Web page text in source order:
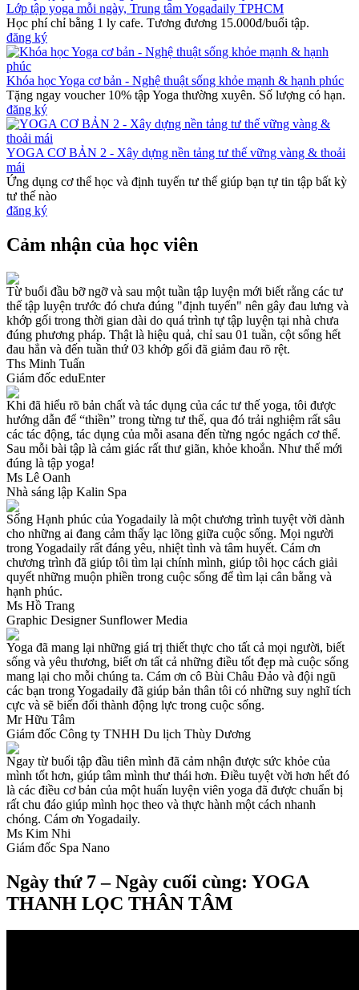
Lớp tập yoga mỗi ngày, Trung tâm Yogadaily TPHCM
Học phí chỉ bằng 1 ly cafe. Tương đương 15.000đ/buổi tập.
đăng ký
Khóa học Yoga cơ bản - Nghệ thuật sống khỏe mạnh & hạnh phúc
Tặng ngay voucher 10% tập Yoga thường xuyên. Số lượng có hạn.
đăng ký
YOGA CƠ BẢN 2 - Xây dựng nền tảng tư thế vững vàng & thoải
mái
Ứng dụng cơ thể học và định tuyến tư thế giúp bạn tự tin tập bất kỳ
tư thế nào
đăng ký
Cảm nhận của học viên
Từ buổi đầu bỡ ngỡ và sau một tuần tập luyện mới biết rằng các tư
thế tập luyện trước đó chưa đúng "định tuyến" nên gây đau lưng và
khớp gối trong thời gian dài do quá trình tự tập luyện tại nhà chưa
đúng phương pháp. Thật là hiệu quả, chỉ sau 01 tuần, cột sống hết
đau hẳn và đến tuần thứ 03 khớp gối đã giảm đau rõ rệt.
Ths Minh Tuấn
Giám đốc eduEnter
Khi đã hiểu rõ bản chất và tác dụng của các tư thế yoga, tôi được
hướng dẫn để “thiền” trong từng tư thế, qua đó trải nghiệm rất sâu
các tác động, tác dụng của mỗi asana đến từng ngóc ngách cơ thể.
Sau mỗi bài tập là cảm giác rất thư giãn, khỏe khoắn. Như thế mới
đúng là tập yoga!
Ms Lê Oanh
Nhà sáng lập Kalin Spa
Sống Hạnh phúc của Yogadaily là một chương trình tuyệt vời dành
cho những ai đang cảm thấy lạc lõng giữa cuộc sống. Mọi người
trong Yogadaily rất đáng yêu, nhiệt tình và tâm huyết. Cám ơn
chương trình đã giúp tôi tìm lại chính mình, giúp tôi học cách giải
quyết những muộn phiền trong cuộc sống để tìm lại cân bằng và
hạnh phúc.
Ms Hồ Trang
Graphic Designer Sunflower Media
Yoga đã mang lại những giá trị thiết thực cho tất cả mọi người, biết
sống và yêu thương, biết ơn tất cả những điều tốt đẹp mà cuộc sống
mang lại cho mỗi chúng ta. Cám ơn cô Bùi Châu Đảo và đội ngũ
các bạn trong Yogadaily đã giúp bản thân tôi có những suy nghĩ tích
cực và sẽ biến đổi thành động lực trong cuộc sống.
Mr Hữu Tâm
Giám đốc Công ty TNHH Du lịch Thùy Dương
Ngay từ buổi tập đầu tiên mình đã cảm nhận được sức khỏe của
mình tốt hơn, giúp tâm mình thư thái hơn. Điều tuyệt vời hơn hết đó
là các điều cơ bản của một huấn luyện viên yoga đã được chuẩn bị
rất chu đáo giúp mình học theo và thực hành một cách nhanh
chóng. Cám ơn Yogadaily.
Ms Kim Nhi
Giám đốc Spa Nano
Ngày thứ 7 – Ngày cuối cùng: YOGA
THANH LỌC THÂN TÂM